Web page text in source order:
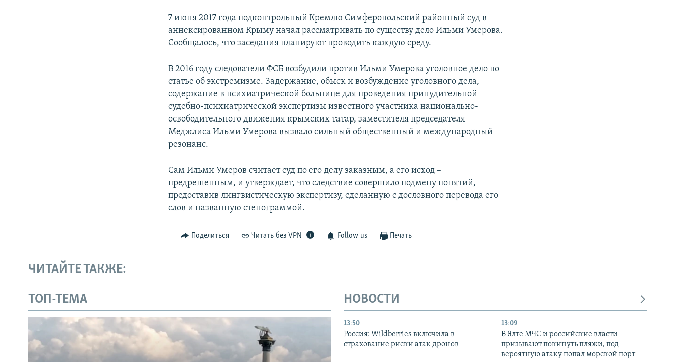
7 июня 2017 года подконтрольный Кремлю Симферопольский районный суд в
аннексированном Крыму начал рассматривать по существу дело Ильми Умерова.
Сообщалось, что заседания планируют проводить каждую среду.
В 2016 году следователи ФСБ возбудили против Ильми Умерова уголовное дело по
статье об экстремизме. Задержание, обыск и возбуждение уголовного дела,
содержание в психиатрической больнице для проведения принудительной
судебно-психиатрической экспертизы известного участника национально-
освободительного движения крымских татар, заместителя председателя
Меджлиса Ильми Умерова вызвало сильный общественный и международный
резонанс.
Сам Ильми Умеров считает суд по его делу заказным, а его исход –
предрешенным, и утверждает, что следствие совершило подмену понятий,
предоставив лингвистическую экспертизу, сделанную с дословного перевода его
слов и названную стенограммой.
Поделиться Читать без VPN Follow us Печать
ЧИТАЙТЕ ТАКЖЕ:
ТОП-ТЕМА НОВОСТИ
13:50
Россия: Wildberries включила в
страхование риски атак дронов
13:09
В Ялте МЧС и российские власти
призывают покинуть пляжи, под
вероятную атаку попал морской порт